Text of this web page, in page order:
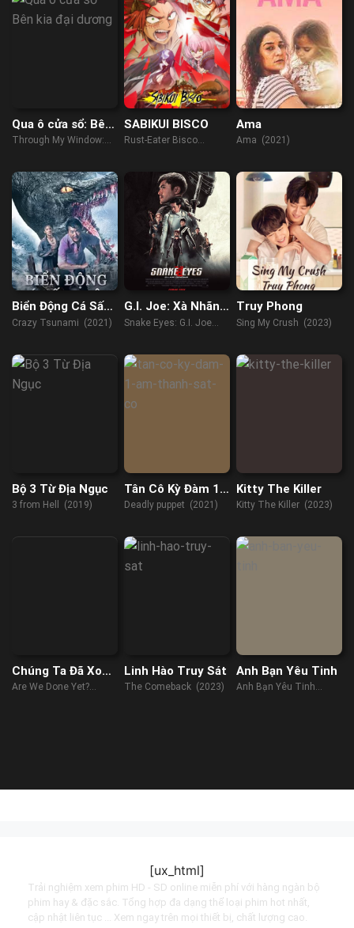
Qua ô cửa sổ: Bên
kia đại dương
Through My Window:
SABIKUI BISCO
Rust-Eater Bisco
Ama
Ama (2021)
Biển Động Cá Sấu
Điên
Crazy Tsunami (2021)
G.I. Joe: Xà Nhãn
Báo Thù
Snake Eyes: G.I. Joe
Truy Phong
Sing My Crush (2023)
Bộ 3 Từ Địa Ngục
3 from Hell (2019)
Tân Cô Kỳ Đàm 1:
Ám Thành Sát Cơ
Deadly puppet (2021)
Kitty The Killer
Kitty The Killer (2023)
Chúng Ta Đã Xong
Chưa
Are We Done Yet?
Linh Hào Truy Sát
The Comeback (2023)
Anh Bạn Yêu Tinh
Anh Bạn Yêu Tinh